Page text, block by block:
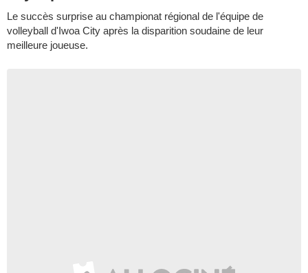
Le succès surprise au championat régional de l'équipe de
volleyball d'Iwoa City après la disparition soudaine de leur
meilleure joueuse.